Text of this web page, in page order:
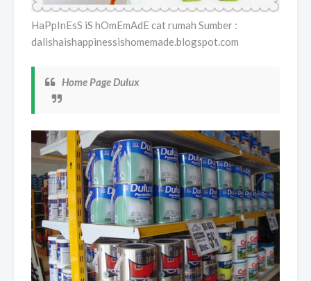
HaPpInEsS iS hOmEmAdE cat rumah Sumber :
dalishaishappinessishomemade.blogspot.com
Home Page Dulux